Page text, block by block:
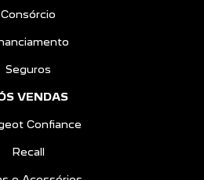
Consórcio
Seguros
VENDAS
Confiance
Recall